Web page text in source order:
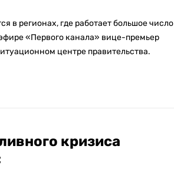
в регионах, где работает большое число
«Первого канала» вице-премьер
центре правительства.
кризиса